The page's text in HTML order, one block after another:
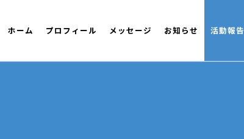
ホーム プロフィール メッセージ お知らせ 活動報告